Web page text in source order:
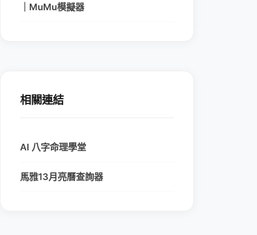
｜MuMu模擬器
相關連結
AI 八字命理學堂
馬雅13月亮曆查詢器